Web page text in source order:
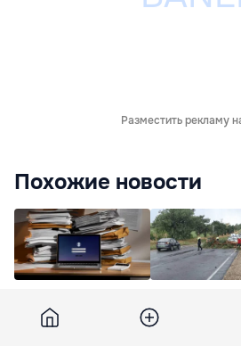
Разместить рекламу
Похожие новости
услуги электронного
архива для бизнеса
Дрокии